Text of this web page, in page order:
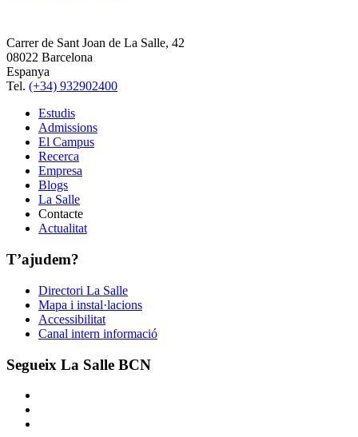
Carrer de Sant Joan de La Salle, 42
08022 Barcelona
Espanya
Tel. (+34) 932902400
Estudis
Admissions
El Campus
Recerca
Empresa
Blogs
La Salle
Contacte
Actualitat
T’ajudem?
Directori La Salle
Mapa i instal·lacions
Accessibilitat
Canal intern informació
Segueix La Salle BCN